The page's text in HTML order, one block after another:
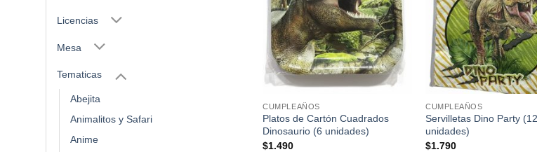
Licencias
Mesa
Tematicas
Abejita
Animalitos y Safari
Anime
CUMPLEAÑOS
Platos de Cartón Cuadrados
Dinosaurio (6 unidades)
$1.490
CUMPLEAÑOS
Servilletas Dino Party (12
unidades)
$1.790